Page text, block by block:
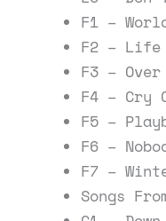
F1 –
F2 –
F3 – Over
F4 – Cry
F5 –
F6 –
F7 –
Songs